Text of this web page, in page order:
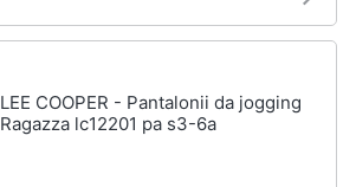
LEE COOPER - Pantalonii da jogging
Ragazza lc12201 pa s3-6a